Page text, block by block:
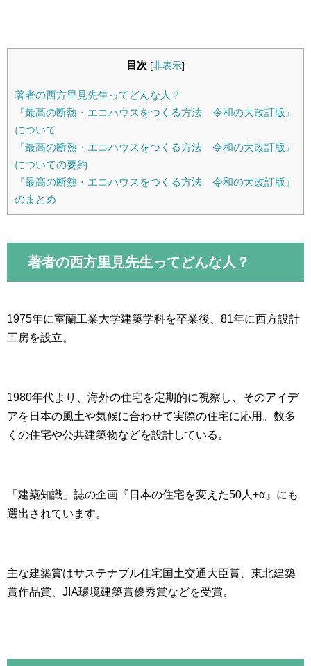
目次 [非表示]
著者の西方里見先生ってどんな人？
『最高の断熱・エコハウスをつくる方法 令和の大改訂版』
について
『最高の断熱・エコハウスをつくる方法 令和の大改訂版』
についての要約
『最高の断熱・エコハウスをつくる方法 令和の大改訂版』
のまとめ
著者の西方里見先生ってどんな人？
1975年に室蘭工業大学建築学科を卒業後、81年に西方設計
工房を設立。
1980年代より、海外の住宅を定期的に視察し、そのアイデ
アを日本の風土や気候に合わせて実際の住宅に応用。数多
くの住宅や公共建築物などを設計している。
「建築知識」誌の企画『日本の住宅を変えた50人+α』にも
選出されています。
主な建築賞はサステナブル住宅国土交通大臣賞、東北建築
賞作品賞、JIA環境建築賞優秀賞などを受賞。